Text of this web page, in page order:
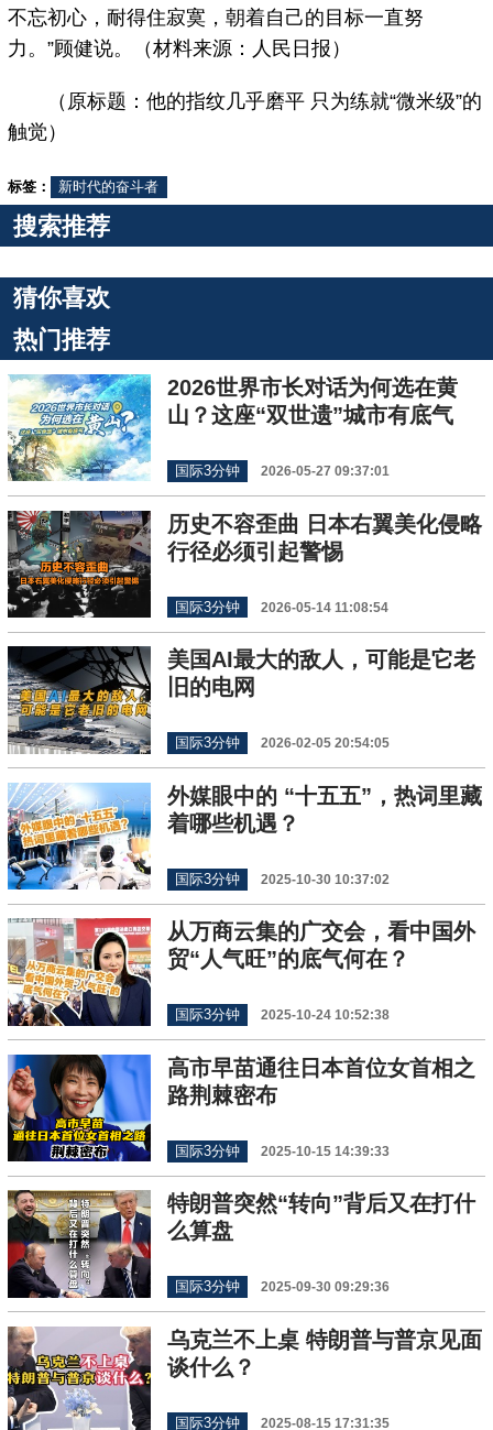
不忘初心，耐得住寂寞，朝着自己的目标一直努
力。”顾健说。（材料来源：人民日报）
（原标题：他的指纹几乎磨平 只为练就“微米级”的
触觉）
标签： 新时代的奋斗者
搜索推荐
猜你喜欢
热门推荐
2026世界市长对话为何选在黄
山？这座“双世遗”城市有底气
国际3分钟 2026-05-27 09:37:01
历史不容歪曲 日本右翼美化侵略
行径必须引起警惕
国际3分钟 2026-05-14 11:08:54
美国AI最大的敌人，可能是它老
旧的电网
国际3分钟 2026-02-05 20:54:05
外媒眼中的 “十五五”，热词里藏
着哪些机遇？
国际3分钟 2025-10-30 10:37:02
从万商云集的广交会，看中国外
贸“人气旺”的底气何在？
国际3分钟 2025-10-24 10:52:38
高市早苗通往日本首位女首相之
路荆棘密布
国际3分钟 2025-10-15 14:39:33
特朗普突然“转向”背后又在打什
么算盘
国际3分钟 2025-09-30 09:29:36
乌克兰不上桌 特朗普与普京见面
谈什么？
国际3分钟 2025-08-15 17:31:35